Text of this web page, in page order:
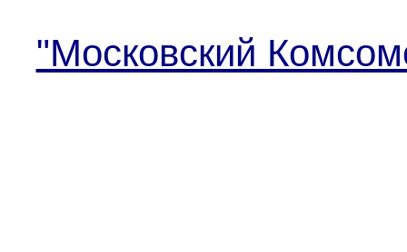
"Московский